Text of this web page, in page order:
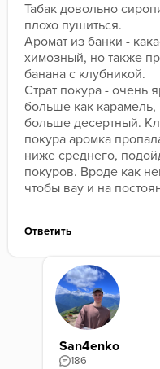
Табак довольно
плохо пушиться.
Аромат из банки -
химозный, но также
банана с клубникой.
Страт покура - очень
больше как карамель,
больше десертный.
покура аромка
ниже среднего,
покуров. Вроде как
чтобы вау и на
Ответить
San4enko
186